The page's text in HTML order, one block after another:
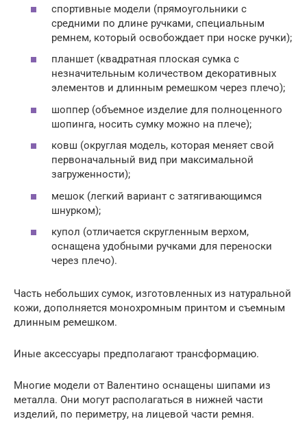
спортивные модели (прямоугольники с
средними по длине ручками, специальным
ремнем, который освобождает при носке ручки);
планшет (квадратная плоская сумка с
незначительным количеством декоративных
элементов и длинным ремешком через плечо);
шоппер (объемное изделие для полноценного
шопинга, носить сумку можно на плече);
ковш (округлая модель, которая меняет свой
первоначальный вид при максимальной
загруженности);
мешок (легкий вариант с затягивающимся
шнурком);
купол (отличается скругленным верхом,
оснащена удобными ручками для переноски
через плечо).
Часть небольших сумок, изготовленных из натуральной
кожи, дополняется монохромным принтом и съемным
длинным ремешком.
Иные аксессуары предполагают трансформацию.
Многие модели от Валентино оснащены шипами из
металла. Они могут располагаться в нижней части
изделий, по периметру, на лицевой части ремня.